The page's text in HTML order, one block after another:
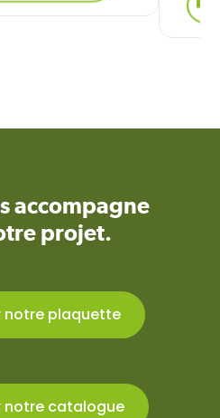
accompagne
projet.
notre plaquette
notre catalogue